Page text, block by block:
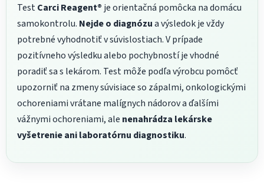
TestCarci Reagent® je orientačná pomôcka na domácu
samokontrolu. Nejde o diagnózua výsledok je vždy
potrebné vyhodnotiť v súvislostiach. V prípade
pozitívneho výsledku alebo pochybností je vhodné
poradiť sa s lekárom. Test môže podľa výrobcu pomôcť
upozorniť na zmeny súvisiace so zápalmi, onkologickými
ochoreniami vrátane malígnych nádorov a ďalšími
vážnymi ochoreniami, ale nenahrádza lekárske
vyšetrenie ani laboratórnu diagnostiku.